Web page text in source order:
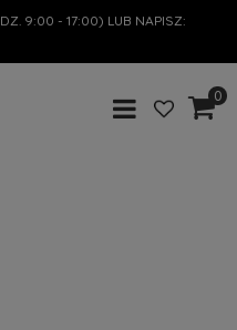
9:00 - 17:00) LUB NAPISZ:
0